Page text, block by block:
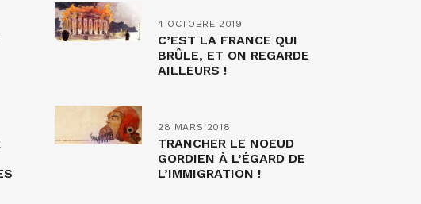
4 OCTOBRE 2019
C’EST LA FRANCE QUI
BRÛLE, ET ON REGARDE
AILLEURS !
28 MARS 2018
TRANCHER LE NOEUD
GORDIEN À L’ÉGARD DE
L’IMMIGRATION !